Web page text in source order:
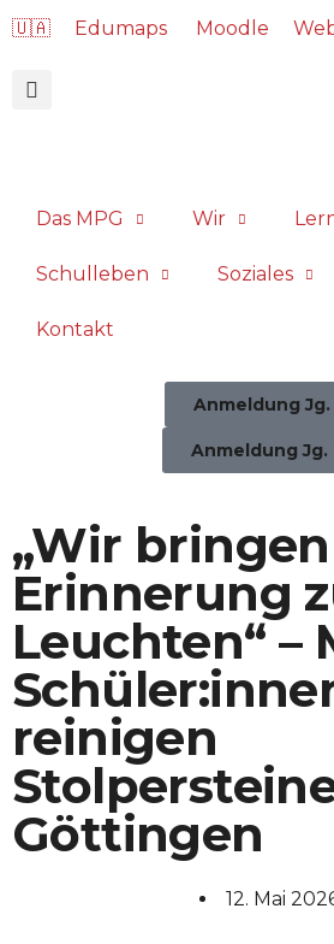
🇺🇦 Edumaps Moodle
Das MPG Wir
Schulleben Soziales
Kontakt
Anmeldung Jg.
Anmeldung Jg.
„Wir bringen
Erinnerung
Leuchten“ –
reinigen
Göttingen
12. Mai